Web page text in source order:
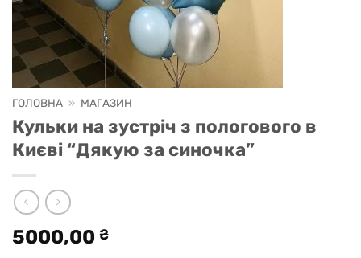
ГОЛОВНА » МАГАЗИН
Кульки на зустріч з пологового в
Києві “Дякую за синочка”
5000,00 ₴